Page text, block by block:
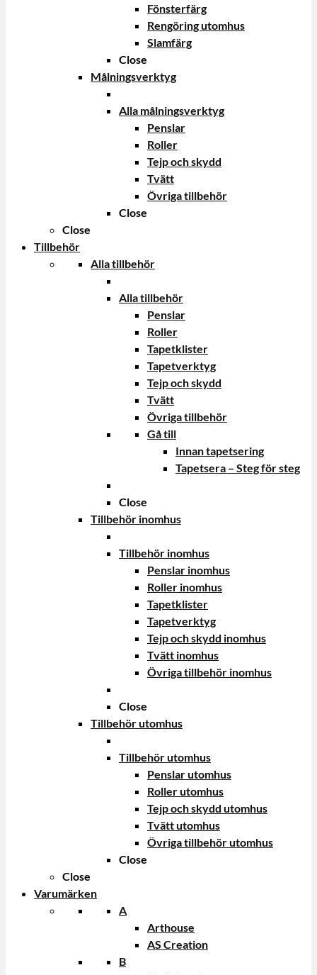
Fönsterfärg
Rengöring utomhus
Slamfärg
Close
Målningsverktyg
Alla målningsverktyg
Penslar
Roller
Tejp och skydd
Tvätt
Övriga tillbehör
Close
Close
Tillbehör
Alla tillbehör
Alla tillbehör
Penslar
Roller
Tapetklister
Tapetverktyg
Tejp och skydd
Tvätt
Övriga tillbehör
Gå till
Innan tapetsering
Tapetsera – Steg för steg
Close
Tillbehör inomhus
Tillbehör inomhus
Penslar inomhus
Roller inomhus
Tapetklister
Tapetverktyg
Tejp och skydd inomhus
Tvätt inomhus
Övriga tillbehör inomhus
Close
Tillbehör utomhus
Tillbehör utomhus
Penslar utomhus
Roller utomhus
Tejp och skydd utomhus
Tvätt utomhus
Övriga tillbehör utomhus
Close
Close
Varumärken
A
Arthouse
AS Creation
B